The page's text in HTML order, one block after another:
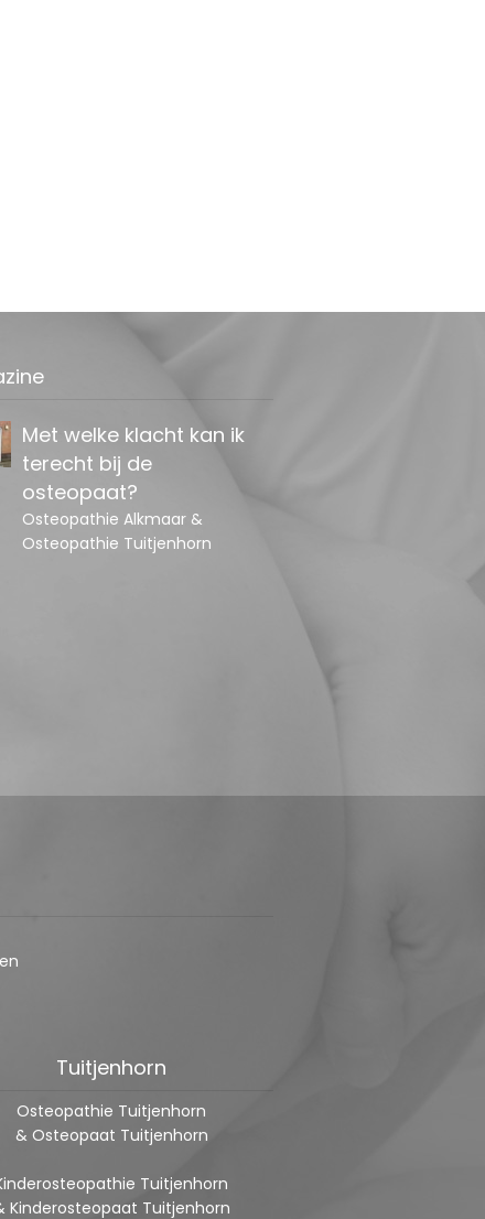
Osteopathie Alkmaar &
Osteopathie Tuitjenhorn
Spanningshoofdpijn:
geen kwestie van even
ontspannen
Tuitjenhorn
Osteopathie Tuitjenhorn
& Osteopaat Tuitjenhorn
Tuitjenhorn
Kinderosteopaat Tuitjenhorn